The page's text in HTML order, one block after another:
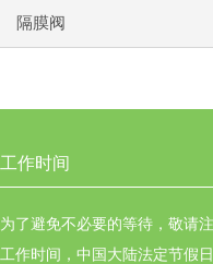
隔膜阀
工作时间
为了避免不必要的等待，敬请
工作时间，中国大陆法定节假日